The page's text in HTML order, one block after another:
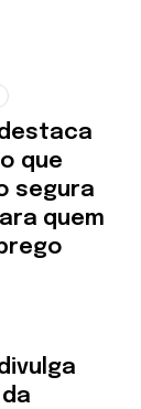
que
segura
quem